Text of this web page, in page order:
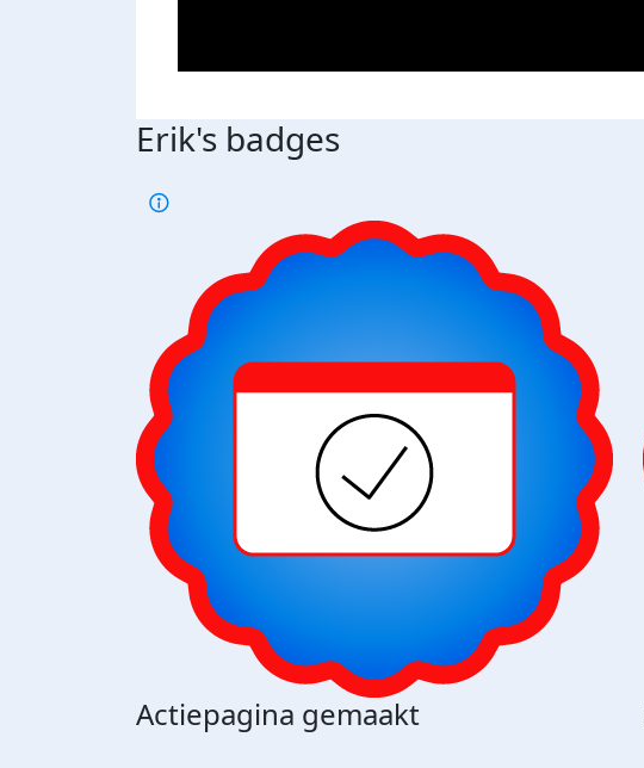
Erik's badges
Actiepagina gemaakt